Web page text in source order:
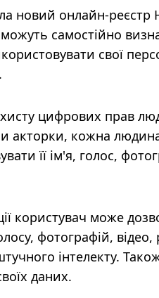
новий онлайн-реєстр
самостійно
свої
цифрових прав
акторки, кожна
її ім'я, голос,
користувач може
фотографій, відео,
інтелекту.
даних.